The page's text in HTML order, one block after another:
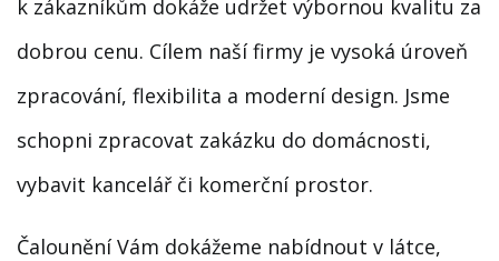
k zákazníkům dokáže udržet výbornou kvalitu za
dobrou cenu. Cílem naší firmy je vysoká úroveň
zpracování, flexibilita a moderní design. Jsme
schopni zpracovat zakázku do domácnosti,
vybavit kancelář či komerční prostor.
Čalounění Vám dokážeme nabídnout v látce,